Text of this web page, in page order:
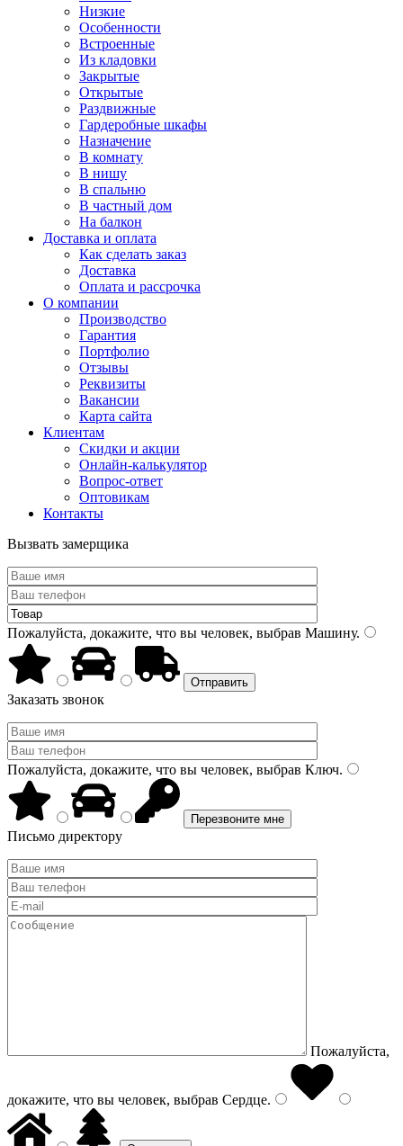
Низкие
Особенности
Встроенные
Из кладовки
Закрытые
Открытые
Раздвижные
Гардеробные шкафы
Назначение
В комнату
В нишу
В спальню
В частный дом
На балкон
Доставка и оплата
Как сделать заказ
Доставка
Оплата и рассрочка
О компании
Производство
Гарантия
Портфолио
Отзывы
Реквизиты
Вакансии
Карта сайта
Клиентам
Скидки и акции
Онлайн-калькулятор
Вопрос-ответ
Оптовикам
Контакты
Вызвать замерщика
Пожалуйста, докажите, что вы человек, выбрав Машину.
Заказать звонок
Пожалуйста, докажите, что вы человек, выбрав Ключ.
Письмо директору
Пожалуйста,
докажите, что вы человек, выбрав Сердце.